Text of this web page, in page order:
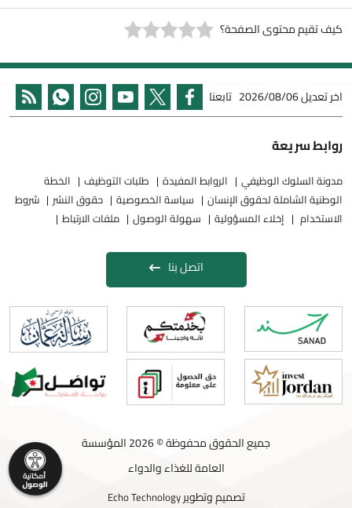
كيف تقيم محتوى الصفحة؟
اخر تعديل2026/08/06 تابعنا
روابط سريعة
مدونة السلوك الوظيفي الروابط المفيدة طلبات التوظيف
الخطة
الوطنية الشاملة لحقوق الإنسان
سياسة الخصوصية حقوق النشر
شروط
الاستخدام
إخلاء المسؤولية سهولة الوصول ملفات الارتباط
اتصل بنا
جميع الحقوق محفوظة © 2026 المؤسسة
العامة للغذاء والدواء
تصميم وتطويرEcho Technology